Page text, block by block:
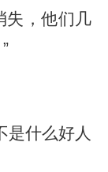
失，他们几
什么好人